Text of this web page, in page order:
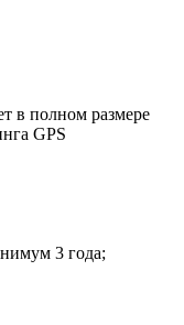
в полном размере
GPS
3 года;